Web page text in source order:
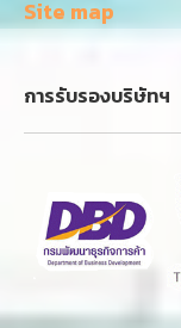
Site map
การรับรองบริษัทฯ